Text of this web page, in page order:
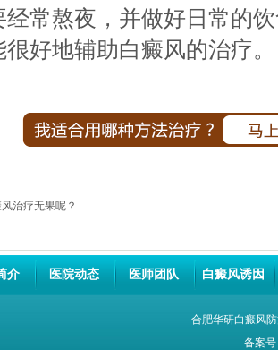
经常熬夜，并做好日常的
好地辅助白癜风的治疗。
治疗无果呢？
介 医院动态 医师团队 白癜风诱因
合肥华研白癜风
备案号